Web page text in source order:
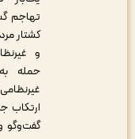
تهاجم گسترده و
کشتار مردم عادی
و غیرنظامیان و
حمله به اماکن
غیرنظامی علاوه بر
ارتکاب جنایت در
گفت‌وگو و مذاکره